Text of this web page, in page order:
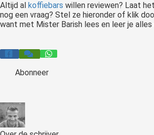
Altijd al koffiebars willen reviewen? Laat
nog een vraag? Stel ze hieronder of klik
want met Mister Barish lees en leer je
Abonneer